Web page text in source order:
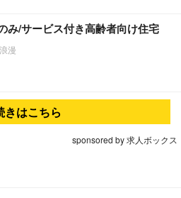
み/サービス付き高齢者向け住宅
漫
きはこちら
sponsored by 求人ボックス